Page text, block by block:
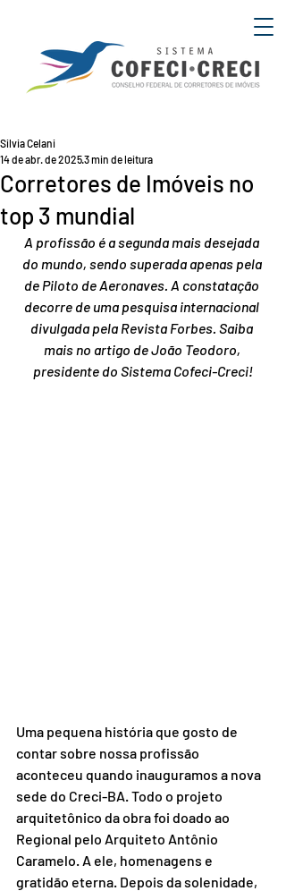
Corretores de Imóveis no
top 3 mundial
Silvia Celani
14 de abr. de 20253 min de leitura
A profissão é a segunda mais desejada
do mundo, sendo superada apenas pela
de Piloto de Aeronaves. A constatação
decorre de uma pesquisa internacional
divulgada pela Revista Forbes. Saiba
mais no artigo de João Teodoro,
presidente do Sistema Cofeci-Creci!
Uma pequena história que gosto de
contar sobre nossa profissão
aconteceu quando inauguramos a nova
sede do Creci-BA. Todo o projeto
arquitetônico da obra foi doado ao
Regional pelo Arquiteto Antônio
Caramelo. A ele, homenagens e
gratidão eterna. Depois da solenidade,